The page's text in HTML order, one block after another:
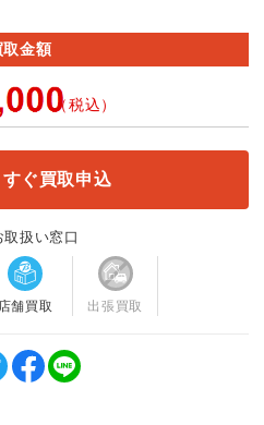
取金額
（税込）
ぐ買取申込
取扱い窓口
店舗買取 出張買取